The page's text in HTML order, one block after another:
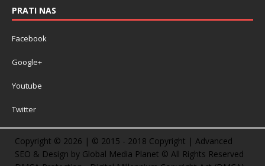
PRATI NAS
Facebook
Google+
Youtube
Twitter
Copyright © 2026 | © 2015 - 2018 Copyright | Advanced
SEO & Design by Global Media Planet © All Rights Reserved